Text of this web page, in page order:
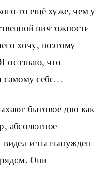
то ещё хуже, чем у
ничтожности
хочу, поэтому
осознаю, что
самому себе…
бытовое дно как
абсолютное
и ты вынужден
Они